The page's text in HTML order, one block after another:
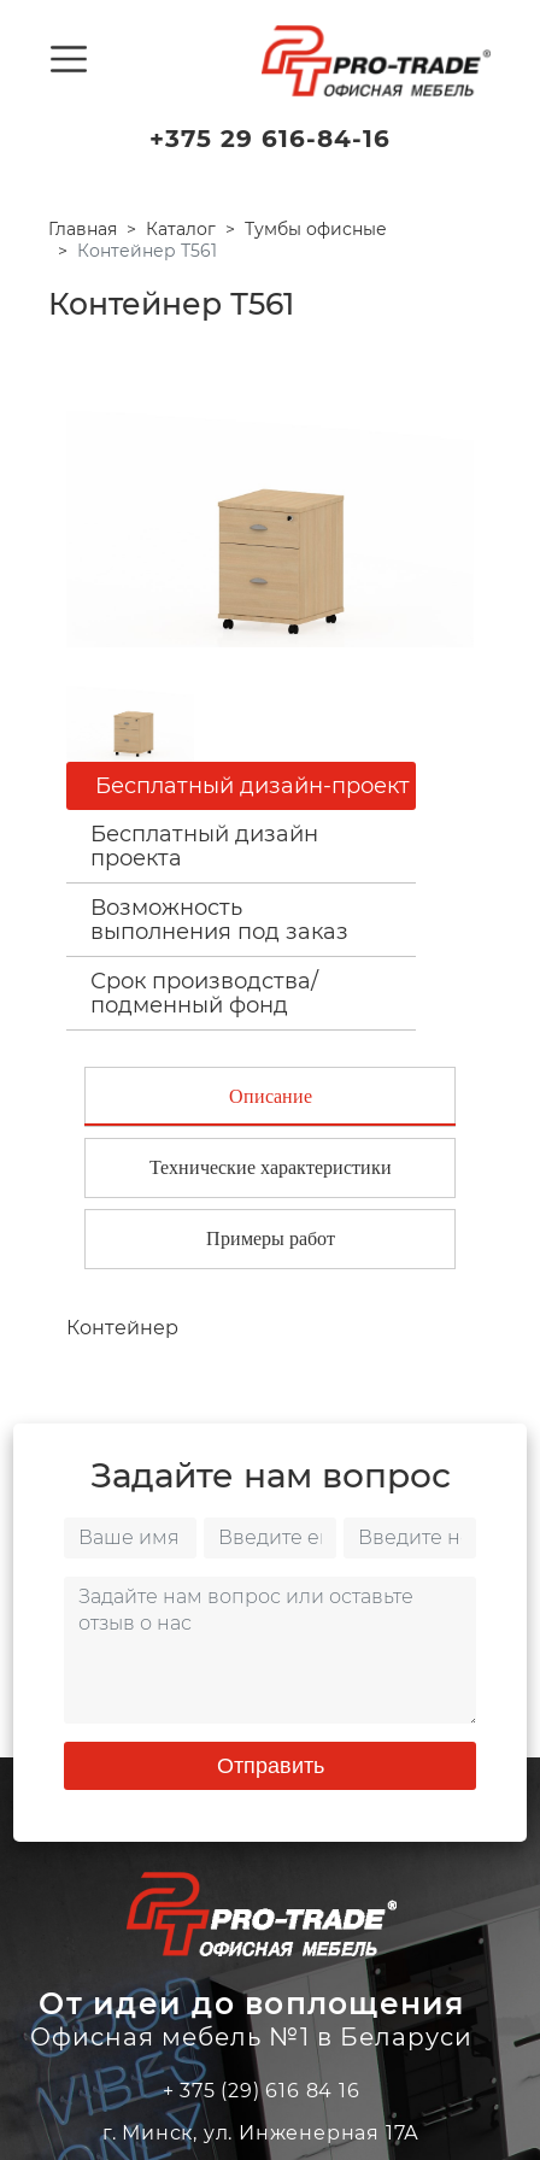
+375 29 616-84-16
Главная Каталог
Тумбы офисные
Контейнер Т561
Контейнер Т561
Бесплатный дизайн-проект
Бесплатный дизайн
проекта
Возможность
выполнения под заказ
Срок производства/
подменный фонд
Описание
Технические характеристики
Примеры работ
Контейнер
Задайте нам вопрос
Отправить
От идеи до воплощения
Офисная мебель №1 в Беларуси
+ 375 (29) 616 84 16
г. Минск, ул. Инженерная 17А